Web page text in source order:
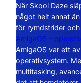
När Skool Daze
något helt annat
för rymdstrider
AmigaOS –
AmigaOS var ett
operativsystem.
multitasking,